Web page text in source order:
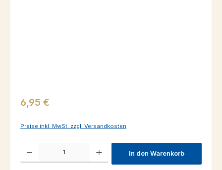
Regulärer Preis:
6,95 €
Preise inkl. MwSt. zzgl. Versandkosten
Produkt Anzahl: Gib den gewünschten Wert ein oder benutze die
In den Warenkorb